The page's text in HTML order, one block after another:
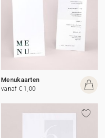
Menukaarten
vanaf € 1,00